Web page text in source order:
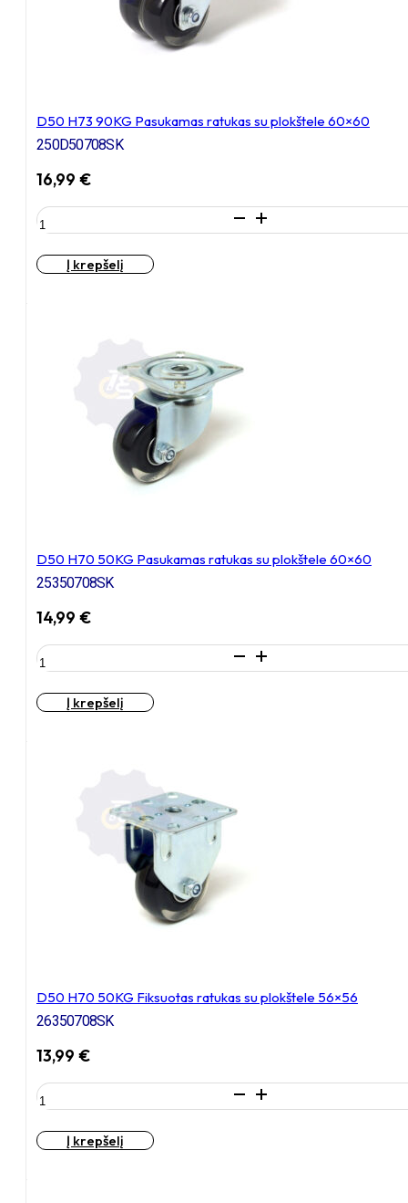
D50 H73 90KG Pasukamas ratukas su plokštele 60×60
250D50708SK
16,99 €
produkto
kiekis:
D50
H73 Į krepšelį
D50 H70 50KG Pasukamas ratukas su plokštele 60×60
25350708SK
14,99 €
produkto
kiekis:
D50
H70Į krepšelį
D50 H70 50KG Fiksuotas ratukas su plokštele 56×56
26350708SK
13,99 €
produkto
kiekis:
D50
H70Į krepšelį